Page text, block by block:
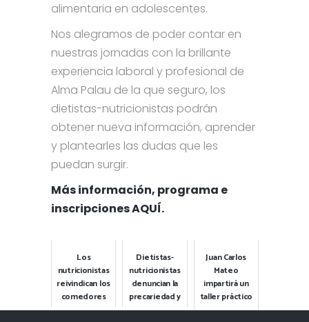
alimentaria en adolescentes.
Nos alegramos de poder contar en
nuestras jornadas con la brillante
experiencia laboral y profesional de
Alma Palau de la que seguro, los
dietistas-nutricionistas podrán
obtener nueva información, aprender
y plantearles las dudas que les
puedan surgir.
Más información, programa e
inscripciones AQUÍ.
Los
nutricionistas
reivindican los
comedores
escolares
Dietistas-
nutricionistas
denuncian la
precariedad y
reclaman
Juan Carlos
Mateo
impartirá un
taller práctico
sobre